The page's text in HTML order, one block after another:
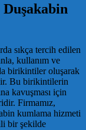
sıkça tercih edilen
kullanım ve
birikintiler oluşarak
Bu birikintilerin
kavuşması için
Firmamız,
kumlama hizmeti
bir şekilde